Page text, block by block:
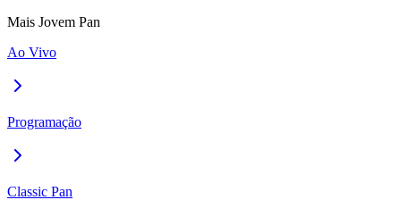
Mais Jovem Pan
Ao Vivo
Programação
Classic Pan